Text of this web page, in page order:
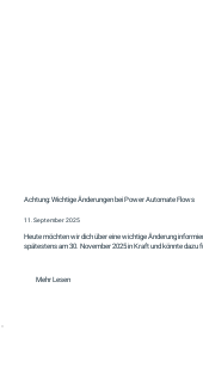
Achtung: Wichtige Änderungen bei Power Automate Flows
11. September 2025
Heute möchten wir dich über eine wichtige Änderung
spätestens am 30. November 2025 in Kraft und könnte dazu
Mehr Lesen